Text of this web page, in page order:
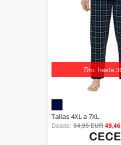
Dto. hasta
5.00
out of 5
Tallas 4XL a 7XL
Desde: 54,95 EUR